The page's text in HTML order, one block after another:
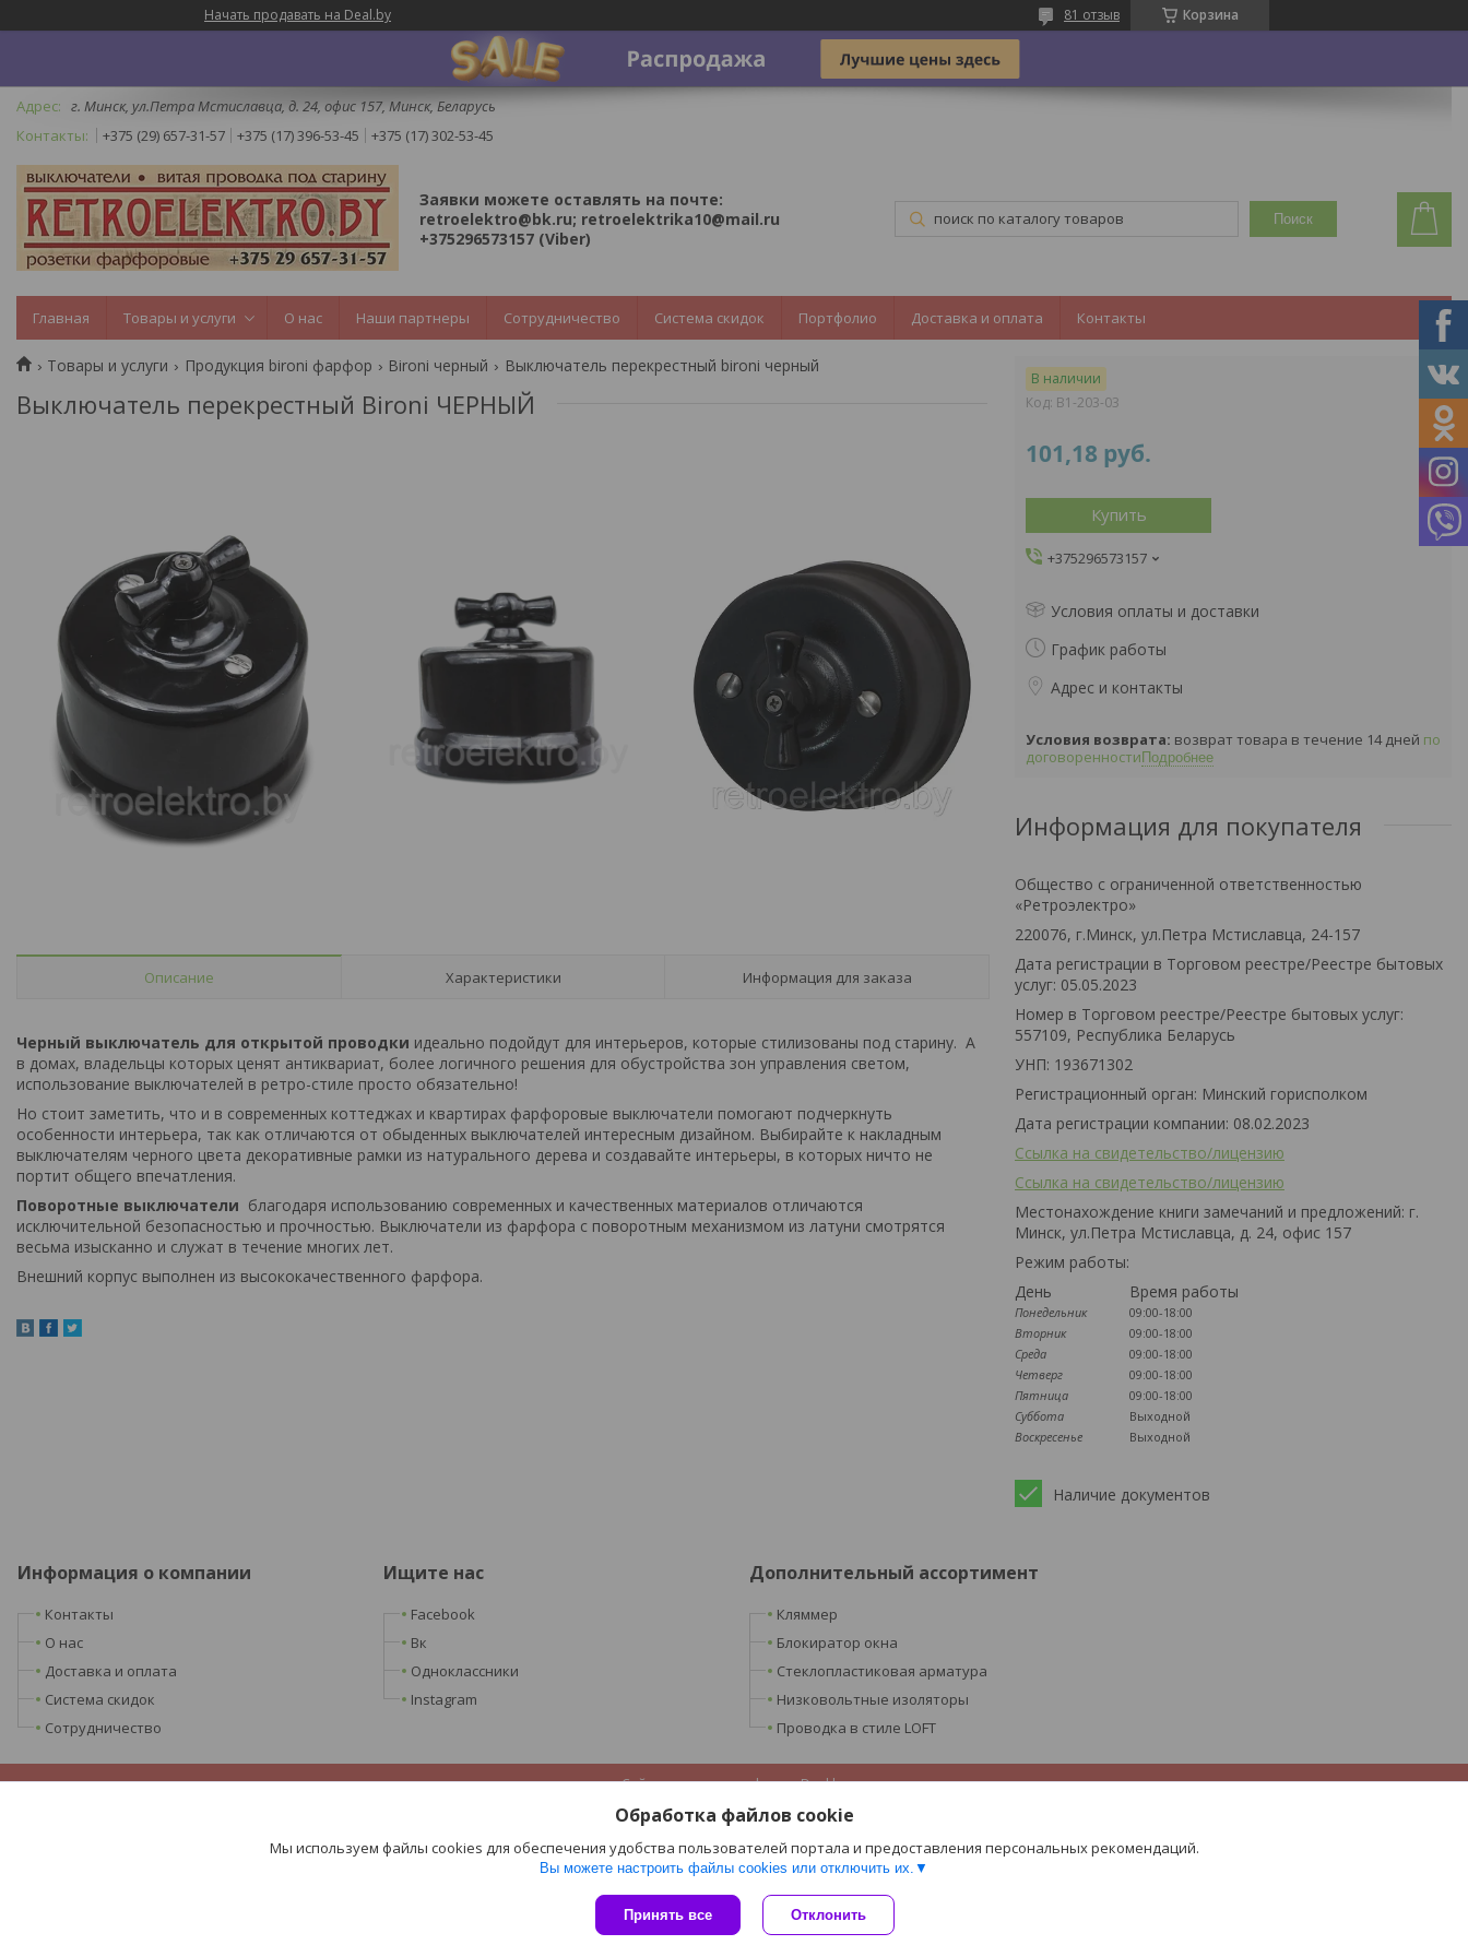
Начать продавать на Deal.by Корзина
81 отзыв
г. Минск, ул.Петра Мстиславца, д. 24, офис 157, Минск, Беларусь
+375 (29) 657-31-57
+375 (17) 396-53-45 +375 (17) 302-53-45
Заявки можете оставлять на почте:
retroelektro@bk.ru; retroelektrika10@mail.ru
+375296573157 (Viber)
Поиск
Главная Товары и услуги О нас Наши партнеры Сотрудничество Система скидок Портфолио Доставка и оплата Контакты
Товары и услуги Продукция bironi фарфор Bironi черный Выключатель перекрестный bironi черный
Выключатель перекрестный Bironi ЧЕРНЫЙ
Описание Характеристики Информация для заказа
Черный выключатель для открытой проводки идеально подойдут для интерьеров, которые стилизованы под старину. А
в домах, владельцы которых ценят антиквариат, более логичного решения для обустройства зон управления светом,
использование выключателей в ретро-стиле просто обязательно!
Но стоит заметить, что и в современных коттеджах и квартирах фарфоровые выключатели помогают подчеркнуть
особенности интерьера, так как отличаются от обыденных выключателей интересным дизайном. Выбирайте к накладным
выключателям черного цвета декоративные рамки из натурального дерева и создавайте интерьеры, в которых ничто не
портит общего впечатления.
Поворотные выключатели благодаря использованию современных и качественных материалов отличаются
исключительной безопасностью и прочностью. Выключатели из фарфора с поворотным механизмом из латуни смотрятся
весьма изысканно и служат в течение многих лет.
Внешний корпус выполнен из высококачественного фарфора.
В наличии
Код: B1-203-03
101,18 руб.
Купить
+375296573157
Условия оплаты и доставки
График работы
Адрес и контакты
возврат товара в течение 14 дней по
договоренности Подробнее
Информация для покупателя
Общество с ограниченной ответственностью
«Ретроэлектро»
220076, г.Минск, ул.Петра Мстиславца, 24-157
Дата регистрации в Торговом реестре/Реестре бытовых
услуг: 05.05.2023
Номер в Торговом реестре/Реестре бытовых услуг:
557109, Республика Беларусь
УНП: 193671302
Регистрационный орган: Минский горисполком
Дата регистрации компании: 08.02.2023
Ссылка на свидетельство/лицензию
Ссылка на свидетельство/лицензию
Местонахождение книги замечаний и предложений: г.
Минск, ул.Петра Мстиславца, д. 24, офис 157
Режим работы:
День
Время работы
Понедельник
09:00-18:00
Вторник
09:00-18:00
Среда
09:00-18:00
Четверг
09:00-18:00
Пятница
09:00-18:00
Суббота
Выходной
Воскресенье
Выходной
Наличие документов
Информация о компании
Контакты
О нас
Доставка и оплата
Система скидок
Сотрудничество
Ищите нас
Facebook
Вк
Одноклассники
Instagram
Дополнительный ассортимент
Кляммер
Блокиратор окна
Стеклопластиковая арматура
Низковольтные изоляторы
Проводка в стиле LOFT
Сайт создан на платформе Deal.by
Политика обработки файлов cookies
Обработка файлов cookie
Мы используем файлы cookies для обеспечения удобства пользователей портала и предоставления персональных рекомендаций.
Вы можете настроить файлы cookies или отключить их.
Принять все Отклонить
ООО «Ретроэлектро» |Пожаловаться на контент
Select Language▼